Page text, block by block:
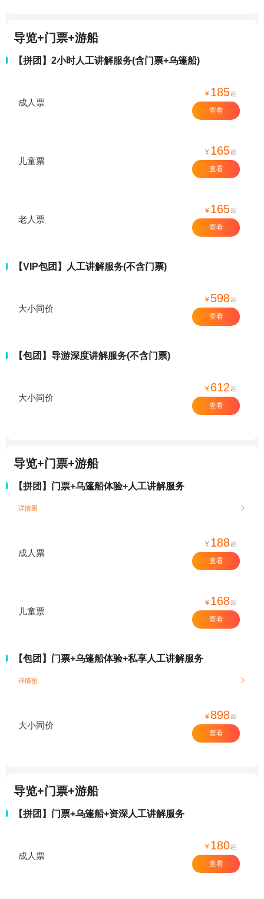
导览+门票+游船
【拼团】2小时人工讲解服务(含门票+乌篷船)
成人票
¥ 185起
查看
儿童票
¥ 165起
查看
老人票
¥ 165起
查看
【VIP包团】人工讲解服务(不含门票)
大小同价
¥ 598起
查看
【包团】导游深度讲解服务(不含门票)
大小同价
¥ 612 起
查看
导览+门票+游船
【拼团】门票+乌篷船体验+人工讲解服务
详情图 
成人票
¥ 188起
查看
儿童票
¥ 168起
查看
【包团】门票+乌篷船体验+私享人工讲解服务
详情图 
大小同价
¥ 898起
查看
导览+门票+游船
【拼团】门票+乌篷船+资深人工讲解服务
成人票
¥ 180起
查看